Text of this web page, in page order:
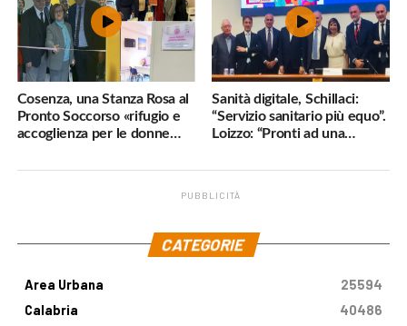
Cosenza, una Stanza Rosa al
Pronto Soccorso «rifugio e
accoglienza per le donne
Sanità digitale, Schillaci:
“Servizio sanitario più equo”.
Loizzo: “Pronti ad una
Terapie Digitali”
PUBBLICITÀ
CATEGORIE
Area Urbana
25594
Calabria
40486